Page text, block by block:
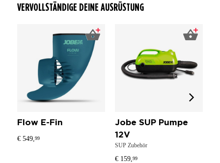
VERVOLLSTÄNDIGE DEINE AUSRÜSTUNG
Flow E-Fin
€ 549,99
Jobe SUP Pumpe
12V
SUP Zubehör
€ 159,99